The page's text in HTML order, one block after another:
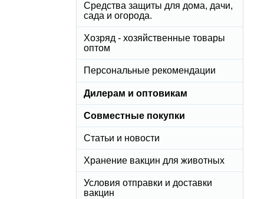
Средства защиты для дома, дачи,
сада и огорода.
Хозряд - хозяйственные товары
оптом
Персональные рекомендации
Дилерам и оптовикам
Совместные покупки
Статьи и новости
Хранение вакцин для животных
Условия отправки и доставки
вакцин